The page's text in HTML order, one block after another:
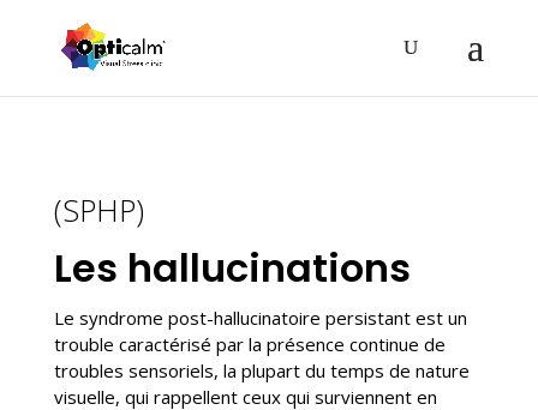
(SPHP)
Les hallucinations
Le syndrome post-hallucinatoire persistant est un
trouble caractérisé par la présence continue de
troubles sensoriels, la plupart du temps de nature
visuelle, qui rappellent ceux qui surviennent en